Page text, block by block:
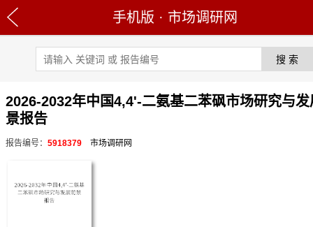
手机版 · 市场调研网
2026-2032年中国4,4'-二氨基二苯砜市场研究与发
景报告
报告编号： 5918379 市场调研网